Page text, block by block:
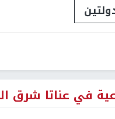
في عناتا